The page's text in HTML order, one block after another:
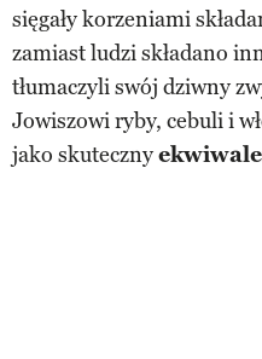
sięgały korzeniami
zamiast ludzi składano
tłumaczyli swój dziwny
Jowiszowi ryby, cebuli i
jako skuteczny